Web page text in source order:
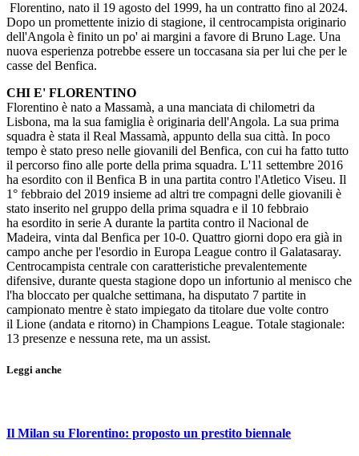
Florentino, nato il 19 agosto del 1999, ha un contratto fino al 2024.
Dopo un promettente inizio di stagione, il centrocampista originario
dell'Angola è finito un po' ai margini a favore di Bruno Lage. Una
nuova esperienza potrebbe essere un toccasana sia per lui che per le
casse del Benfica.
CHI E' FLORENTINO
Florentino è nato a Massamà, a una manciata di chilometri da
Lisbona, ma la sua famiglia è originaria dell'Angola. La sua prima
squadra è stata il Real Massamà, appunto della sua città. In poco
tempo è stato preso nelle giovanili del Benfica, con cui ha fatto tutto
il percorso fino alle porte della prima squadra. L'11 settembre 2016
ha esordito con il Benfica B in una partita contro l'Atletico Viseu. Il
1° febbraio del 2019 insieme ad altri tre compagni delle giovanili è
stato inserito nel gruppo della prima squadra e il 10 febbraio
ha esordito in serie A durante la partita contro il Nacional de
Madeira, vinta dal Benfica per 10-0. Quattro giorni dopo era già in
campo anche per l'esordio in Europa League contro il Galatasaray.
Centrocampista centrale con caratteristiche prevalentemente
difensive, durante questa stagione dopo un infortunio al menisco che
l'ha bloccato per qualche settimana, ha disputato 7 partite in
campionato mentre è stato impiegato da titolare due volte contro
il Lione (andata e ritorno) in Champions League. Totale stagionale:
13 presenze e nessuna rete, ma un assist.
Leggi anche
Il Milan su Florentino: proposto un prestito biennale